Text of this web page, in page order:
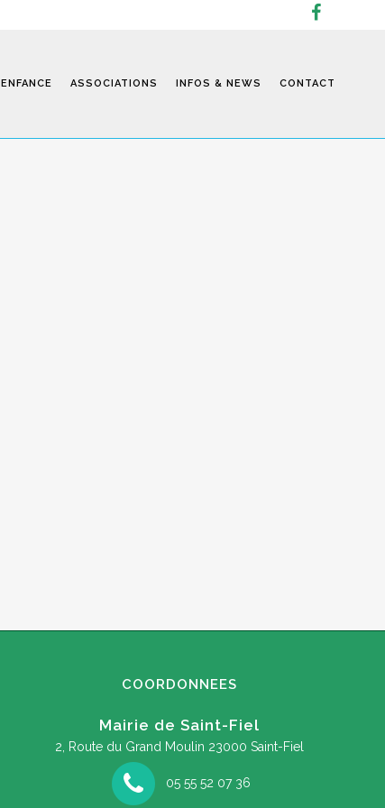
ENFANCE ASSOCIATIONS INFOS & NEWS CONTACT
COORDONNEES
Mairie de Saint-Fiel
2, Route du Grand Moulin 23000 Saint-Fiel
05 55 52 07 36